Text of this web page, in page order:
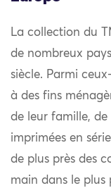
La collection du
de nombreux
siècle. Parmi
à des fins
de leur famille,
imprimées en
de plus près des
main dans le plus